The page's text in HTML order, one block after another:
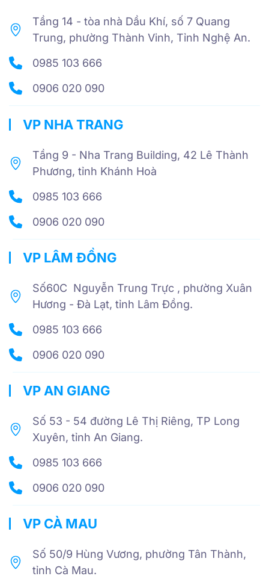
Tầng 14 - tòa nhà Dầu Khí, số 7 Quang
Trung, phường Thành Vinh, Tỉnh Nghệ An.
0985 103 666
0906 020 090
VP NHA TRANG
Tầng 9 - Nha Trang Building, 42 Lê Thành
Phương, tỉnh Khánh Hoà
0985 103 666
0906 020 090
VP LÂM ĐỒNG
Số60C Nguyễn Trung Trực , phường Xuân
Hương - Đà Lạt, tỉnh Lâm Đồng.
0985 103 666
0906 020 090
VP AN GIANG
Số 53 - 54 đường Lê Thị Riêng, TP Long
Xuyên, tỉnh An Giang.
0985 103 666
0906 020 090
VP CÀ MAU
Số 50/9 Hùng Vương, phường Tân Thành,
tỉnh Cà Mau.